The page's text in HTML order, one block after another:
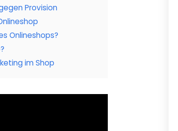
Provision
Onlineshops?
im Shop